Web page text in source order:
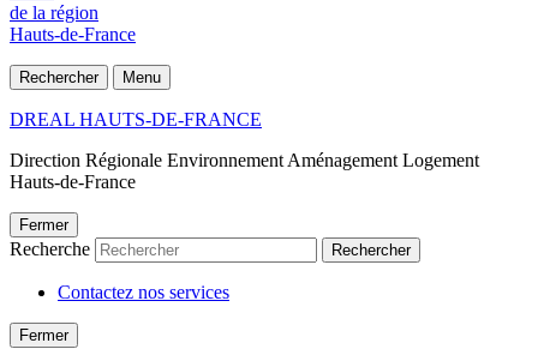
de la région
Hauts-de-France
Rechercher Menu
DREAL HAUTS-DE-FRANCE
Direction Régionale Environnement Aménagement Logement
Hauts-de-France
Fermer
Recherche Rechercher
Contactez nos services
Fermer